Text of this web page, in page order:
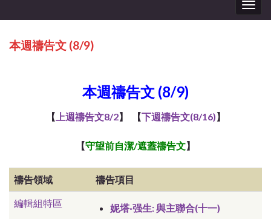
本週禱告文 (8/9)
本週禱告文 (8/9)
【 上週禱告文8/2】 【下週禱告文(8/16)】
【守望前自潔/遮蓋禱告文】
禱告領域 禱告項目
編輯組特區
妮塔·强生: 與主聯合(十一)